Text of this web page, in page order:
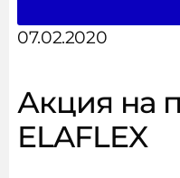
07.02.2020
Акция на
ELAFLEX
Чистота и
НОВОСТИ